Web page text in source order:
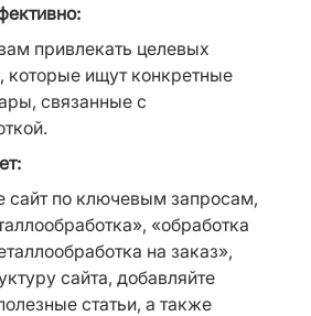
привлекать целевых
которые ищут конкретные
связанные с
сайт по ключевым запросам,
«обработка
на заказ»,
сайта, добавляйте
статьи, а также